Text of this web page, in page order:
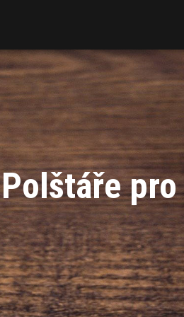
Polštáře